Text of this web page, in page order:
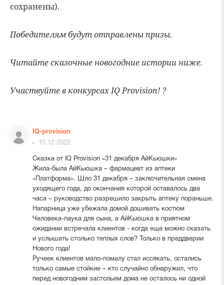
сохранены).
Победителям будут отправлены призы.
Читайте сказочные новогодние истории ниже.
Участвуйте в конкурсах IQProvision! ?
IQ-provision
15.12.2022
Сказка от IQ Provision «31 декабря АйКьюшки»
Жила-была АйКьюшка – фармацевт из аптеки
«Платформа». Шло 31 декабря – заключительная смена
уходящего года, до окончания которой оставалось два
часа – руководство разрешило закрыть аптеку пораньше.
Напарница уже убежала домой дошивать костюм
Человека-паука для сына, а АйКьюшка в приятном
ожидании встречала клиентов - когда еще можно сказать
и услышать столько теплых слов? Только в преддверии
Нового года!
Ручеек клиентов мало-помалу стал иссякать, остались
только самые стойкие – кто случайно обнаружил, что
перед новогодним застольем дома не осталось ни одной